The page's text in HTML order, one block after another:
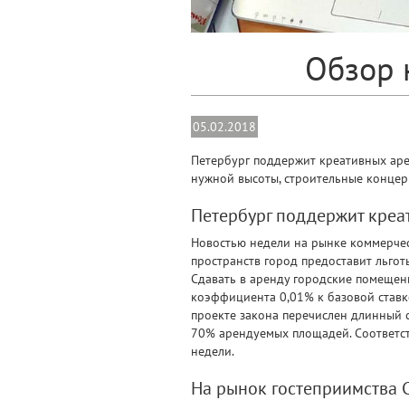
Обзор
05.02.2018
Петербург поддержит креативных
нужной высоты, строительные
Петербург поддержит
Новостью недели на рынке
пространств город предоставит
Сдавать в аренду городские
коэффициента 0,01% к базовой
проекте закона перечислен
70% арендуемых площадей.
недели.
На рынок гостеприимства